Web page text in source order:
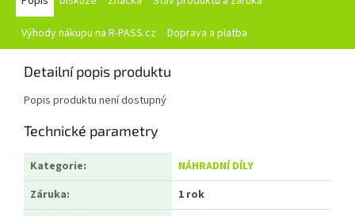
Výhody nákupu na R-PASS.cz Doprava a platba
Detailní popis produktu
Popis produktu není dostupný
Technické parametry
Kategorie:
NÁHRADNÍ DÍLY
Záruka:
1 rok